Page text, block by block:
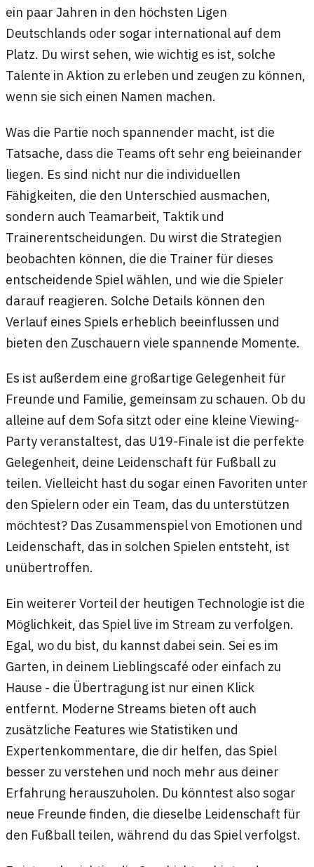
ein paar Jahren in den höchsten Ligen
Deutschlands oder sogar international auf dem
Platz. Du wirst sehen, wie wichtig es ist, solche
Talente in Aktion zu erleben und zeugen zu können,
wenn sie sich einen Namen machen.
Was die Partie noch spannender macht, ist die
Tatsache, dass die Teams oft sehr eng beieinander
liegen. Es sind nicht nur die individuellen
Fähigkeiten, die den Unterschied ausmachen,
sondern auch Teamarbeit, Taktik und
Trainerentscheidungen. Du wirst die Strategien
beobachten können, die die Trainer für dieses
entscheidende Spiel wählen, und wie die Spieler
darauf reagieren. Solche Details können den
Verlauf eines Spiels erheblich beeinflussen und
bieten den Zuschauern viele spannende Momente.
Es ist außerdem eine großartige Gelegenheit für
Freunde und Familie, gemeinsam zu schauen. Ob du
alleine auf dem Sofa sitzt oder eine kleine Viewing-
Party veranstaltest, das U19-Finale ist die perfekte
Gelegenheit, deine Leidenschaft für Fußball zu
teilen. Vielleicht hast du sogar einen Favoriten unter
den Spielern oder ein Team, das du unterstützen
möchtest? Das Zusammenspiel von Emotionen und
Leidenschaft, das in solchen Spielen entsteht, ist
unübertroffen.
Ein weiterer Vorteil der heutigen Technologie ist die
Möglichkeit, das Spiel live im Stream zu verfolgen.
Egal, wo du bist, du kannst dabei sein. Sei es im
Garten, in deinem Lieblingscafé oder einfach zu
Hause - die Übertragung ist nur einen Klick
entfernt. Moderne Streams bieten oft auch
zusätzliche Features wie Statistiken und
Expertenkommentare, die dir helfen, das Spiel
besser zu verstehen und noch mehr aus deiner
Erfahrung herauszuholen. Du könntest also sogar
neue Freunde finden, die dieselbe Leidenschaft für
den Fußball teilen, während du das Spiel verfolgst.